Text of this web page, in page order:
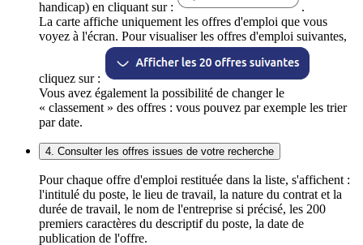
handicap) en cliquant sur :
.
La carte affiche uniquement les offres d'emploi que vous
voyez à l'écran. Pour visualiser les offres d'emploi suivantes,
cliquez sur :
Vous avez également la possibilité de changer le
« classement » des offres : vous pouvez par exemple les trier
par date.
4. Consulter les offres issues de votre recherche
Pour chaque offre d'emploi restituée dans la liste, s'affichent :
l'intitulé du poste, le lieu de travail, la nature du contrat et la
durée de travail, le nom de l'entreprise si précisé, les 200
premiers caractères du descriptif du poste, la date de
publication de l'offre.